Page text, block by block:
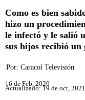
Como es bien
hizo un
le infectó y le salió
sus hijos recibió un
Por: Caracol Televisión
16 de Feb, 2020
Actualizado: 19 de oct, 2021